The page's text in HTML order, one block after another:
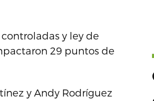
y ley de
29 puntos de
y Andy Rodríguez